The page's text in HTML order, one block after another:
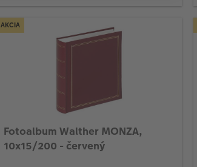
AKCIA
Fotoalbum Walther MONZA,
10x15/200 - červený